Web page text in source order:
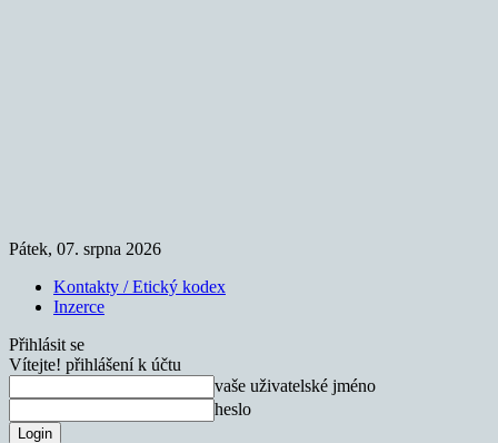
Pátek, 07. srpna 2026
Kontakty / Etický kodex
Inzerce
Přihlásit se
Vítejte! přihlášení k účtu
vaše uživatelské jméno
heslo